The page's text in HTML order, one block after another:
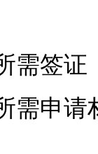
需签
需申